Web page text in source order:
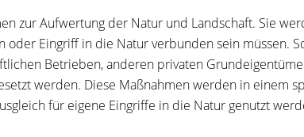
zur Aufwertung der Natur und Landschaft. Sie
oder Eingriff in die Natur verbunden sein müssen.
Betrieben, anderen privaten
werden. Diese Maßnahmen werden in einem
für eigene Eingriffe in die Natur genutzt